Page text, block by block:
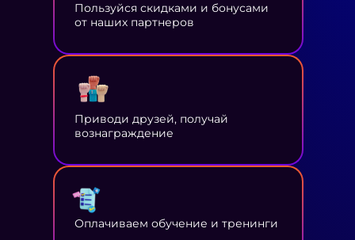
Пользуйся скидками и бонусами
от наших партнеров
Приводи друзей, получай
вознаграждение
Оплачиваем обучение и тренинги